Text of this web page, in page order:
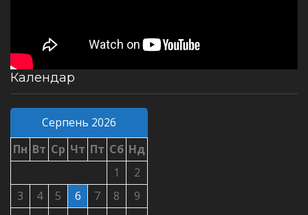
Календар
Серпень 2026
Пн Вт Ср Чт Пт Сб Нд
1
2
3
4 5 6 7 8
9